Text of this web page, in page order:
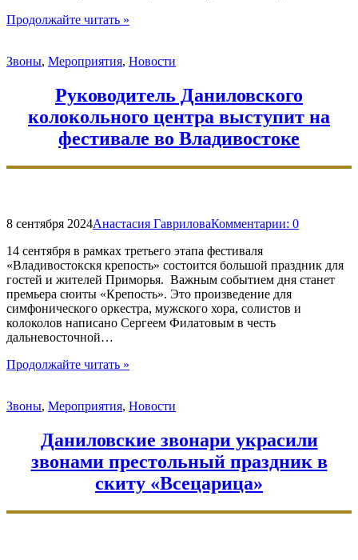
Продолжайте читать "Принесение
Евфросинии
в
Данилов
монастырь
и
престольный
праздник
»
Звоны, Мероприятия, Новости
Руководитель Даниловского
колокольного центра выступит на
фестивале во Владивостоке
8 сентября 2024Анастасия ГавриловаКомментарии: 0
14 сентября в рамках третьего этапа фестиваля
«Владивостокскя крепость» состоится большой праздник для
гостей и жителей Приморья. Важным событием дня станет
премьера сюиты «Крепость». Это произведение для
симфонического оркестра, мужского хора, солистов и
колоколов написано Сергеем Филатовым в честь
дальневосточной…
Продолжайте читать "Руководитель
центра
на
фестивале
во
Владивостоке"
»
Звоны, Мероприятия, Новости
Даниловские звонари украсили
звонами престольный праздник в
скиту «Всецарица»